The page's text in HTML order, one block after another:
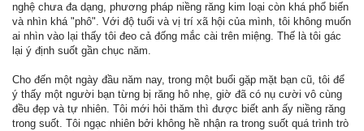
nghệ chưa đa dạng, phương pháp niềng răng kim loại còn khá phổ biến
và nhìn khá "phô". Với độ tuổi và vị trí xã hội của mình, tôi không muốn
ai nhìn vào lại thấy tôi đeo cả đống mắc cài trên miệng. Thế là tôi gác
lại ý định suốt gần chục năm.
Cho đến một ngày đầu năm nay, trong một buổi gặp mặt bạn cũ, tôi để
ý thấy một người bạn từng bị răng hô nhẹ, giờ đã có nụ cười vô cùng
đều đẹp và tự nhiên. Tôi mới hỏi thăm thì được biết anh ấy niềng răng
trong suốt. Tôi ngạc nhiên bởi không hề nhận ra trong suốt quá trình trò